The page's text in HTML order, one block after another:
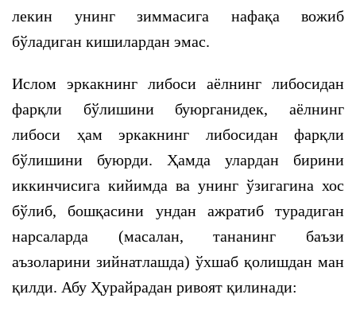
лекин унинг зиммасига нафақа вожиб
бўладиган кишилардан эмас.
Ислом эркакнинг либоси аёлнинг либосидан
фарқли бўлишини буюрганидек, аёлнинг
либоси ҳам эркакнинг либосидан фарқли
бўлишини буюрди. Ҳамда улардан бирини
иккинчисига кийимда ва унинг ўзигагина хос
бўлиб, бошқасини ундан ажратиб турадиган
нарсаларда (масалан, тананинг баъзи
аъзоларини зийнатлашда) ўхшаб қолишдан ман
қилди. Абу Ҳурайрадан ривоят қилинади: